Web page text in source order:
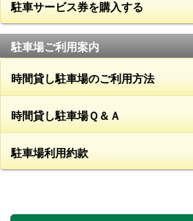
駐車サービス券を購入する
駐車場ご利用案内
時間貸し駐車場のご利用方法
時間貸し駐車場Ｑ＆Ａ
駐車場利用約款